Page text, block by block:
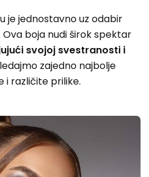
je jednostavno uz odabir
boja nudi širok spektar
svojoj svestranosti i
zajedno najbolje
i različite prilike.